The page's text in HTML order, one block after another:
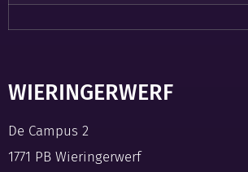
WIERINGERWERF
De Campus 2
1771 PB Wieringerwerf